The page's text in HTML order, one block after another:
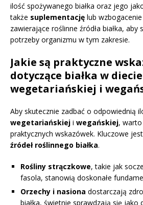
ilość spożywanego białka oraz jego
także suplementację lub
zawierające roślinne źródła białka, aby
potrzeby organizmu w tym zakresie.
Jakie są praktyczne
dotyczące białka w diecie
wegetariańskiej i
Aby skutecznie zadbać o odpowiednią
wegetariańskiej i wegańskiej,
praktycznych wskazówek. Kluczowe jest
źródeł roślinnego białka.
Rośliny strączkowe, takie jak
fasola, stanowią doskonałe
Orzechy i nasiona dostarczają
białka, świetnie sprawdzają się jako